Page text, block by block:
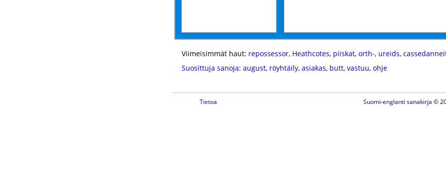
Viimeisimmät haut: repossessor, Heathcotes, piiskat, orth-, ureids,
Suosittuja sanoja: august, röyhtäily, asiakas, butt, vastuu, ohje
Tietoa Suomi-englanti sanakirja ©